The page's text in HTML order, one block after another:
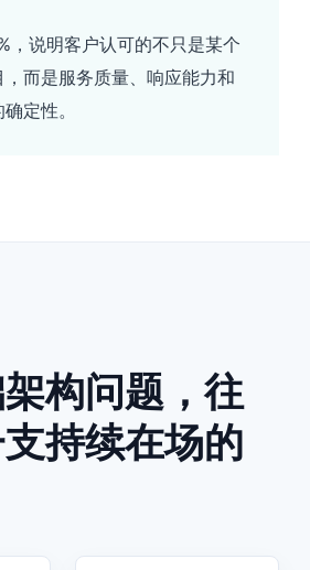
，说明客户认可的不只是某个
而是服务质量、响应能力和
定性。
构问题，往
持续在场的